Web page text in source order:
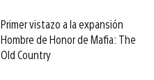
Primer vistazo a la expansión
Hombre de Honor de Mafia: The
Old Country